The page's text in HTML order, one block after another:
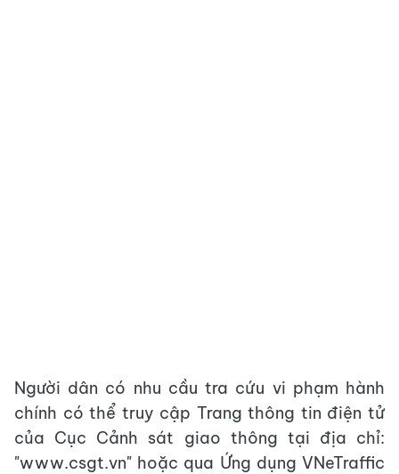
Người dân có nhu cầu tra cứu vi phạm hành
chính có thể truy cập Trang thông tin điện tử
của Cục Cảnh sát giao thông tại địa chỉ:
"www.csgt.vn" hoặc qua Ứng dụng VNeTraffic